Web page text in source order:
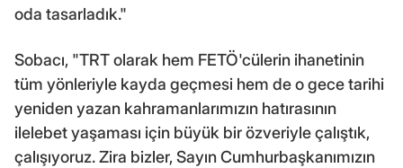
oda tasarladık."
Sobacı, "TRT olarak hem FETÖ'cülerin ihanetinin
tüm yönleriyle kayda geçmesi hem de o gece tarihi
yeniden yazan kahramanlarımızın hatırasının
ilelebet yaşaması için büyük bir özveriyle çalıştık,
çalışıyoruz. Zira bizler, Sayın Cumhurbaşkanımızın